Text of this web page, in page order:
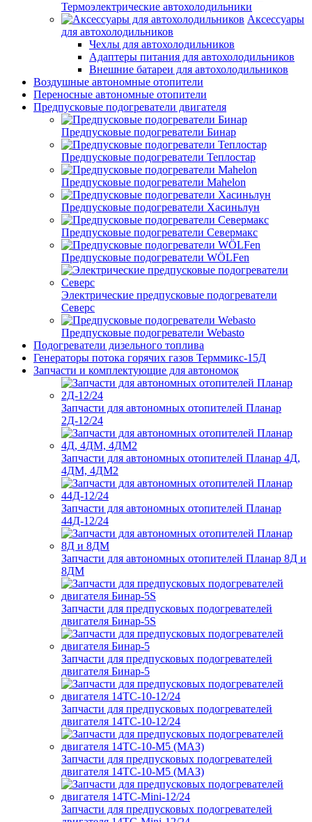
Термоэлектрические автохолодильники
Аксессуары
для автохолодильников
Чехлы для автохолодильников
Адаптеры питания для автохолодильников
Внешние батареи для автохолодильников
Воздушные автономные отопители
Переносные автономные отопители
Предпусковые подогреватели двигателя
Предпусковые подогреватели Бинар
Предпусковые подогреватели Теплостар
Предпусковые подогреватели Mahelon
Предпусковые подогреватели Хасиньлун
Предпусковые подогреватели Севермакс
Предпусковые подогреватели WÖLFen
Электрические предпусковые подогреватели
Северс
Предпусковые подогреватели Webasto
Подогреватели дизельного топлива
Генераторы потока горячих газов Терммикс-15Д
Запчасти и комплектующие для автономок
Запчасти для автономных отопителей Планар
2Д-12/24
Запчасти для автономных отопителей Планар 4Д,
4ДМ, 4ДМ2
Запчасти для автономных отопителей Планар
44Д-12/24
Запчасти для автономных отопителей Планар 8Д и
8ДМ
Запчасти для предпусковых подогревателей
двигателя Бинар-5S
Запчасти для предпусковых подогревателей
двигателя Бинар-5
Запчасти для предпусковых подогревателей
двигателя 14ТС-10-12/24
Запчасти для предпусковых подогревателей
двигателя 14ТС-10-М5 (МАЗ)
Запчасти для предпусковых подогревателей